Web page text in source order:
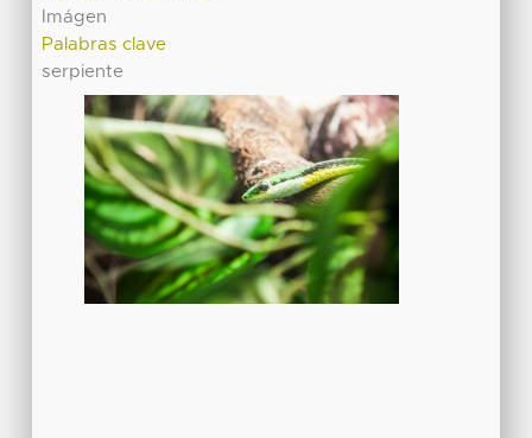
Imágen
Palabras clave
serpiente